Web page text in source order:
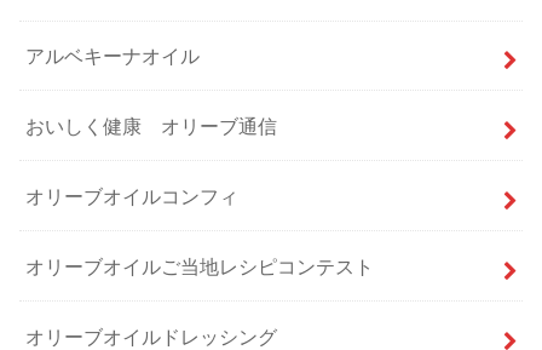
アルベキーナオイル
おいしく健康 オリーブ通信
オリーブオイルコンフィ
オリーブオイルご当地レシピコンテスト
オリーブオイルドレッシング